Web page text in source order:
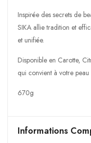
Inspirée des secrets de
SIKA allie tradition et
et unifiée.
Disponible en Carotte,
qui convient à votre peau
670g
Informations